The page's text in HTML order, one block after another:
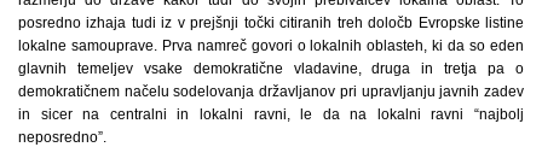
posredno izhaja tudi iz v prejšnji točki citiranih treh določb Evropske listine
lokalne samouprave. Prva namreč govori o lokalnih oblasteh, ki da so eden
glavnih temeljev vsake demokratične vladavine, druga in tretja pa o
demokratičnem načelu sodelovanja državljanov pri upravljanju javnih zadev
in sicer na centralni in lokalni ravni, le da na lokalni ravni “najbolj
neposredno”.